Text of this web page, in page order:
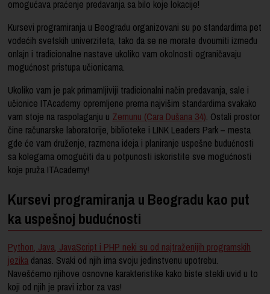
omogućava praćenje predavanja sa bilo koje lokacije!
Kursevi programiranja u Beogradu organizovani su po standardima pet
vodećih svetskih univerziteta, tako da se ne morate dvoumiti između
onlajn i tradicionalne nastave ukoliko vam okolnosti ograničavaju
mogućnost pristupa učionicama.
Ukoliko vam je pak primamljiviji tradicionalni način predavanja, sale i
učionice ITAcademy opremljene prema najvišim standardima svakako
vam stoje na raspolaganju u Zemunu (Cara Dušana 34). Ostali prostor
čine računarske laboratorije, biblioteke i LINK Leaders Park – mesta
gde će vam druženje, razmena ideja i planiranje uspešne budućnosti
sa kolegama omogućiti da u potpunosti iskoristite sve mogućnosti
koje pruža ITAcademy!
Kursevi programiranja u Beogradu kao put
ka uspešnoj budućnosti
Python, Java, JavaScript i PHP neki su od najtraženijih programskih
jezika danas. Svaki od njih ima svoju jedinstvenu upotrebu.
Navešćemo njihove osnovne karakteristike kako biste stekli uvid u to
koji od njih je pravi izbor za vas!